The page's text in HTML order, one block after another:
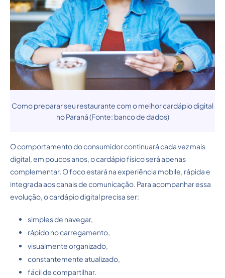
Como preparar seu restaurante com o melhor cardápio digital
no Paraná (Fonte: banco de dados)
O comportamento do consumidor continuará cada vez mais
digital, em poucos anos, o cardápio físico será apenas
complementar. O foco estará na experiência mobile, rápida e
integrada aos canais de comunicação. Para acompanhar essa
evolução, o cardápio digital precisa ser:
simples de navegar,
rápido no carregamento,
visualmente organizado,
constantemente atualizado,
fácil de compartilhar.